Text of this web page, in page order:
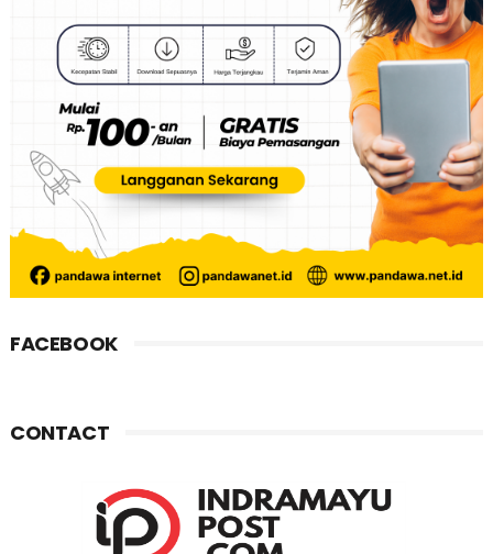
FACEBOOK
CONTACT